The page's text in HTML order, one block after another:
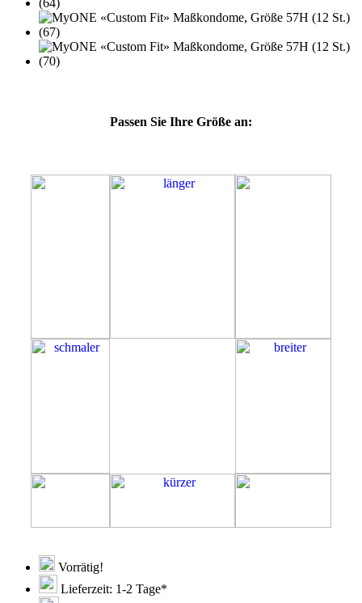
Passen Sie Ihre Größe an:
Vorrätig!
Lieferzeit: 1-2 Tage*